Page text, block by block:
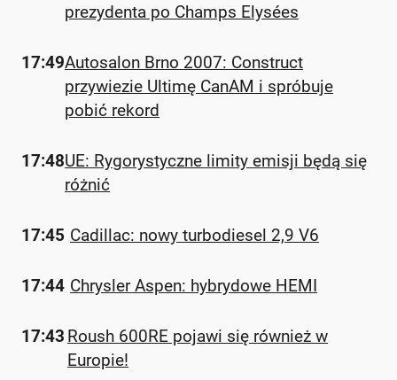
prezydenta po Champs Elysées
17:49Autosalon Brno 2007: Construct
przywiezie Ultimę CanAM i spróbuje
pobić rekord
17:48UE: Rygorystyczne limity emisji będą się
różnić
17:45 Cadillac: nowy turbodiesel 2,9 V6
17:44 Chrysler Aspen: hybrydowe HEMI
17:43 Roush 600RE pojawi się również w
Europie!